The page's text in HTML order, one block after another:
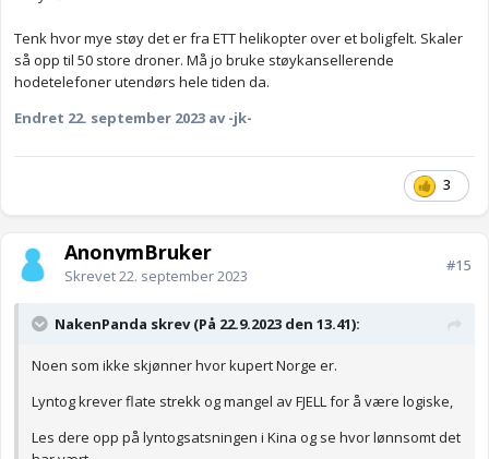
Tenk hvor mye støy det er fra ETT helikopter over et boligfelt. Skaler
så opp til 50 store droner. Må jo bruke støykansellerende
hodetelefoner utendørs hele tiden da.
Endret 22. september 2023 av -jk-
3
AnonymBruker
Skrevet22. september 2023
#15
NakenPanda skrev (På 22.9.2023 den 13.41):
Noen som ikke skjønner hvor kupert Norge er.
Lyntog krever flate strekk og mangel av FJELL for å være logiske,
Les dere opp på lyntogsatsningen i Kina og se hvor lønnsomt det